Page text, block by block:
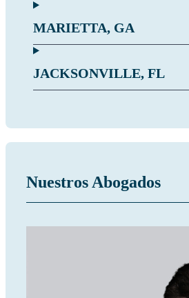
MARIETTA, GA
JACKSONVILLE, FL
Nuestros Abogados